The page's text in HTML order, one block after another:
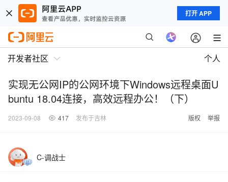
打开 APP
开发者社区 个人
实现无公网IP的公网环境下Windows远程桌面U
buntu 18.04连接，高效远程办公！（下）
2023-09-08 417 发布于吉林 版权 举报
C-调战士